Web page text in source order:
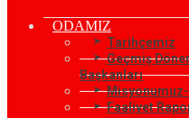
ODAMIZ
Tarihçemiz
Geçmiş
Başkanları
Faaliyet